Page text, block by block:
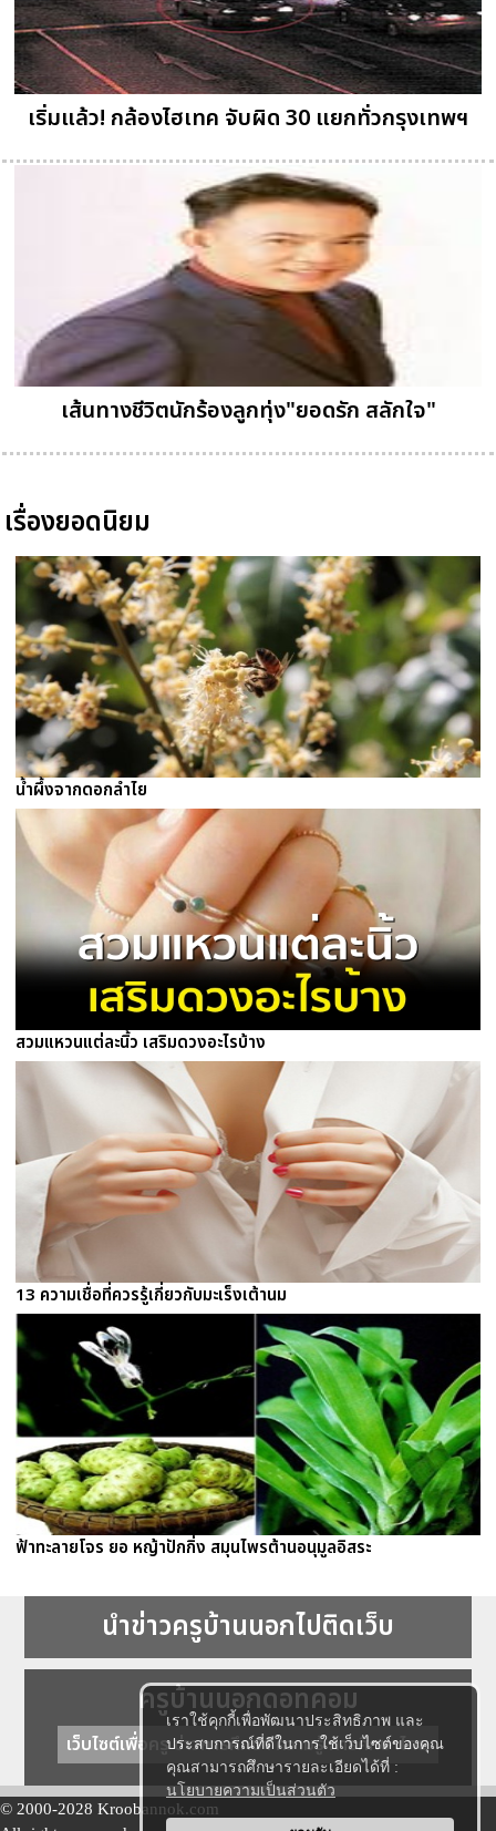
เราใช้คุกกี้เพื่อพัฒนาประสิทธิภาพ และ
ประสบการณ์ที่ดีในการใช้เว็บไซต์ของคุณ
คุณสามารถศึกษารายละเอียดได้ที่ :
นโยบายความเป็นส่วนตัว
เริ่มแล้ว! กล้องไฮเทค จับผิด 30 แยกทั่วกรุงเทพฯ
เส้นทางชีวิตนักร้องลูกทุ่ง"ยอดรัก สลักใจ"
เรื่องยอดนิยม
น้ำผึ้งจากดอกลำไย
สวมแหวนแต่ละนิ้ว เสริมดวงอะไรบ้าง
13 ความเชื่อที่ควรรู้เกี่ยวกับมะเร็งเต้านม
ฟ้าทะลายโจร ยอ หญ้าปักกิ่ง สมุนไพรต้านอนุมูลอิสระ
นำข่าวครูบ้านนอกไปติดเว็บ
ครูบ้านนอกดอทคอม
เว็บไซต์เพื่อครู ข่าวการศึกษา ความรู้ การศึกษาไทย
© 2000-2028 Kroobannok.com